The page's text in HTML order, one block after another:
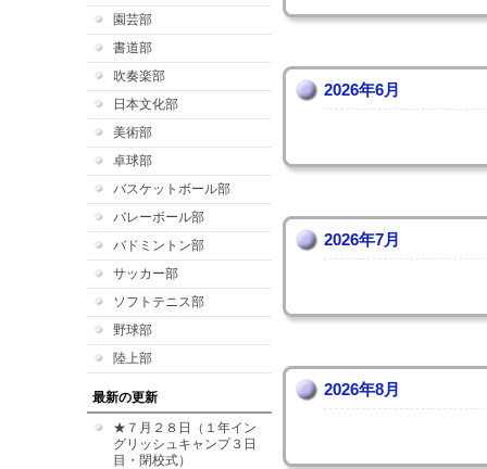
園芸部
書道部
吹奏楽部
日本文化部
美術部
卓球部
バスケットボール部
バレーボール部
バドミントン部
サッカー部
ソフトテニス部
野球部
陸上部
最新の更新
★７月２８日（１年イン
グリッシュキャンプ３日
目・閉校式）
2026年6月
2026年7月
2026年8月